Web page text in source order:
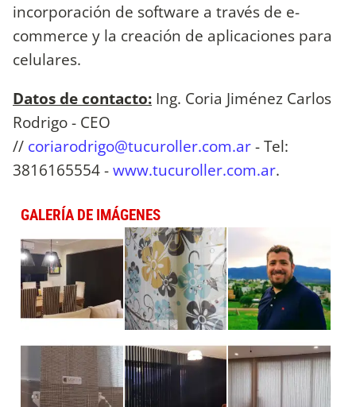
incorporación de software a través de e-
commerce y la creación de aplicaciones para
celulares.
Datos de contacto: Ing. Coria Jiménez Carlos
Rodrigo - CEO
// coriarodrigo@tucuroller.com.ar- Tel:
3816165554 -www.tucuroller.com.ar.
GALERÍA DE IMÁGENES